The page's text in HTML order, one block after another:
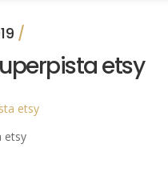
etsy
etsy